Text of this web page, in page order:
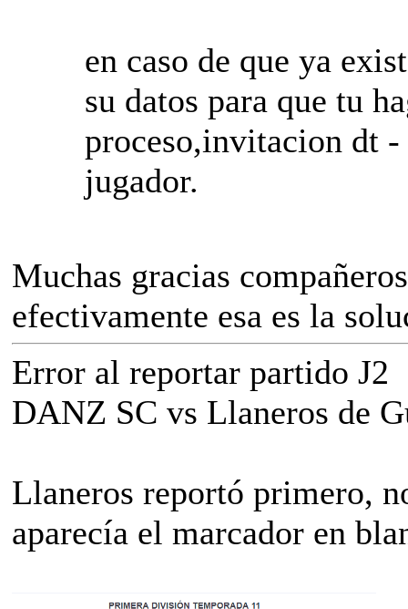
en caso de que ya
su datos para que tu
proceso,invitacion dt
jugador.
Muchas gracias
efectivamente esa es la
Error al reportar partido J2
DANZ SC vs Llaneros de
Llaneros reportó primero,
aparecía el marcador en